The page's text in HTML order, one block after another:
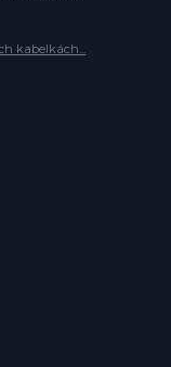
kabelkách...